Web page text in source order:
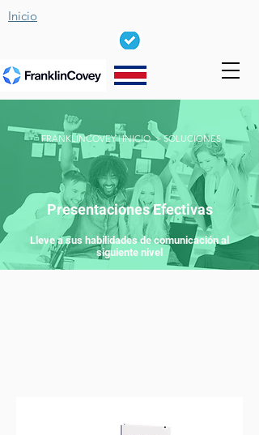
Inicio
FRANKLINCOVEY | INICIO >SOLUCIONES
Presentaciones Efectivas
Lleve a sus habilidades de comunicación al
siguiente nivel